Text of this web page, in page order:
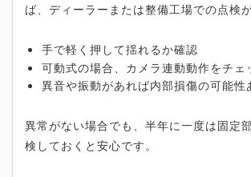
ば、ディーラーまたは整備工場での点検
手で軽く押して揺れるか確認
可動式の場合、カメラ連動動作をチェ
異音や振動があれば内部損傷の可能性
異常がない場合でも、半年に一度は固定
検しておくと安心です。